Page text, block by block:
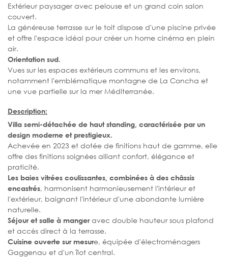
Extérieur paysager avec pelouse et un grand coin salon
couvert.
La généreuse terrasse sur le toit dispose d'une piscine privée
et offre l'espace idéal pour créer un home cinéma en plein
air.
Orientation sud.
Vues sur les espaces extérieurs communs et les environs,
notamment l'emblématique montagne de La Concha et
une vue partielle sur la mer Méditerranée.
Description:
Villa semi-détachée de haut standing, caractérisée par un
design moderne et prestigieux.
Achevée en 2023 et dotée de finitions haut de gamme, elle
offre des finitions soignées alliant confort, élégance et
praticité.
Les baies vitrées coulissantes, combinées à des châssis
encastrés, harmonisent harmonieusement l'intérieur et
l'extérieur, baignant l'intérieur d'une abondante lumière
naturelle.
Séjour et salle à mangeravec double hauteur sous plafond
et accès direct à la terrasse.
Cuisine ouverte sur mesure, équipée d'électroménagers
Gaggenau et d'un îlot central.